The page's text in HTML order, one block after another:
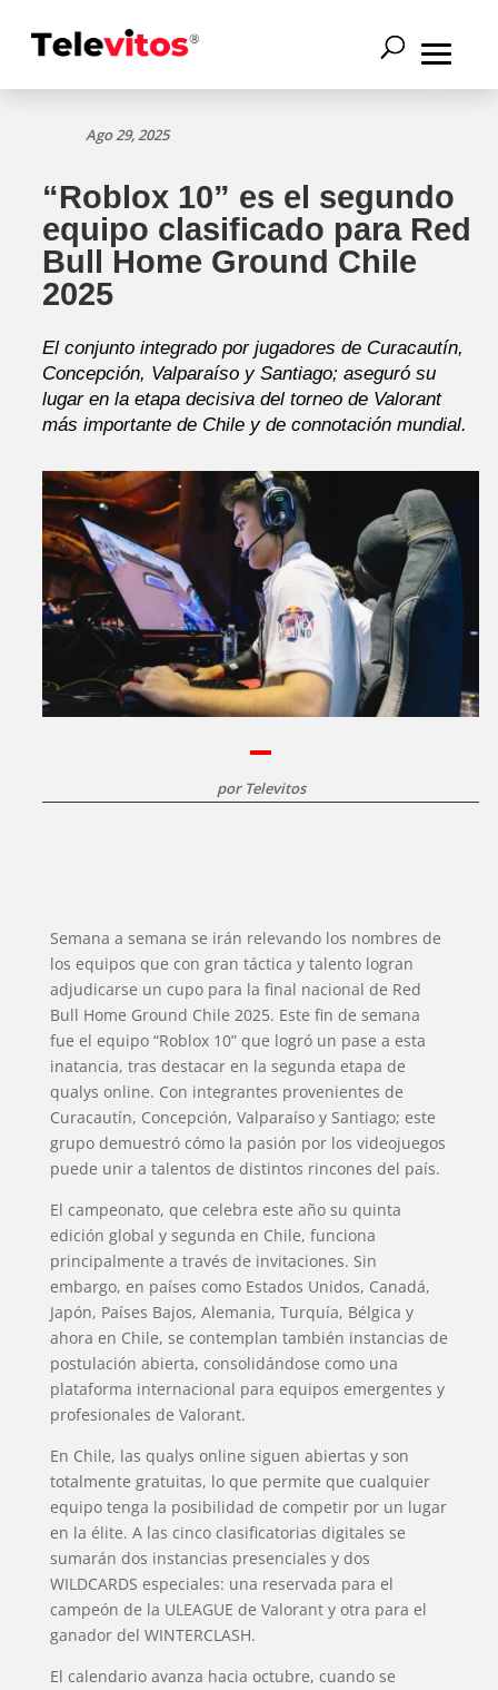
Ago 29, 2025
“Roblox 10” es el segundo
equipo clasificado para Red
Bull Home Ground Chile
2025
El conjunto integrado por jugadores de Curacautín,
Concepción, Valparaíso y Santiago; aseguró su
lugar en la etapa decisiva del torneo de Valorant
más importante de Chile y de connotación mundial.
por Televitos
Semana a semana se irán relevando los nombres de
los equipos que con gran táctica y talento logran
adjudicarse un cupo para la final nacional de Red
Bull Home Ground Chile 2025. Este fin de semana
fue el equipo “Roblox 10” que logró un pase a esta
inatancia, tras destacar en la segunda etapa de
qualys online. Con integrantes provenientes de
Curacautín, Concepción, Valparaíso y Santiago; este
grupo demuestró cómo la pasión por los videojuegos
puede unir a talentos de distintos rincones del país.
El campeonato, que celebra este año su quinta
edición global y segunda en Chile, funciona
principalmente a través de invitaciones. Sin
embargo, en países como Estados Unidos, Canadá,
Japón, Países Bajos, Alemania, Turquía, Bélgica y
ahora en Chile, se contemplan también instancias de
postulación abierta, consolidándose como una
plataforma internacional para equipos emergentes y
profesionales de Valorant.
En Chile, las qualys online siguen abiertas y son
totalmente gratuitas, lo que permite que cualquier
equipo tenga la posibilidad de competir por un lugar
en la élite. A las cinco clasificatorias digitales se
sumarán dos instancias presenciales y dos
WILDCARDS especiales: una reservada para el
campeón de la ULEAGUE de Valorant y otra para el
ganador del WINTERCLASH.
El calendario avanza hacia octubre, cuando se